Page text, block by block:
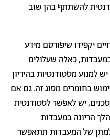
להשתתף בהן שוב
יקפידו שיפורסם מידע
כאלה שעלולים
יש למנוע מסטודנטיות בהיריון
בחומרים מסוג זה. גם אם
יש לאפשר לסטודנטית
הריונה במעבדות
של המעבדות תתאפשר